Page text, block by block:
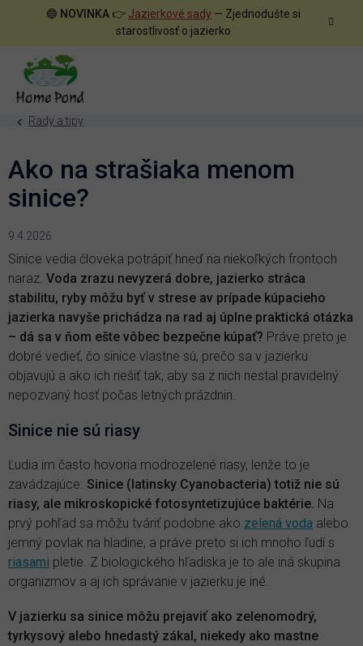
🔵 NOVINKA 👉 Jazierkové sady — Zjednodušte si
starostlivosť o jazierko
Rady a tipy
Ako na strašiaka menom
sinice?
9.4.2026
Sinice vedia človeka potrápiť hneď na niekoľkých frontoch
naraz. Voda zrazu nevyzerá dobre, jazierko stráca
stabilitu, ryby môžu byť v strese av prípade kúpacieho
jazierka navyše prichádza na rad aj úplne praktická otázka
– dá sa v ňom ešte vôbec bezpečne kúpať? Práve preto je
dobré vedieť, čo sinice vlastne sú, prečo sa v jazierku
objavujú a ako ich riešiť tak, aby sa z nich nestal pravidelný
nepozvaný hosť počas letných prázdnin.
Sinice nie sú riasy
Ľudia im často hovoria modrozelené riasy, lenže to je
zavádzajúce. Sinice (latinsky Cyanobacteria) totiž nie sú
riasy, ale mikroskopické fotosyntetizujúce baktérie. Na
prvý pohľad sa môžu tváriť podobne ako zelená voda alebo
jemný povlak na hladine, a práve preto si ich mnoho ľudí s
riasami pletie. Z biologického hľadiska je to ale iná skupina
organizmov a aj ich správanie v jazierku je iné.
V jazierku sa sinice môžu prejaviť ako zelenomodrý,
tyrkysový alebo hnedastý zákal, niekedy ako mastne